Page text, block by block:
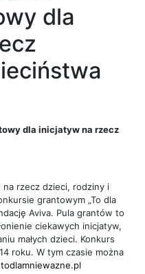
dla
dla inicjatyw na rzecz
na rzecz dzieci, rodziny i
grantowym „To dla
Aviva. Pula grantów to
ciekawych inicjatyw,
małych dzieci. Konkurs
roku. W tym czasie można